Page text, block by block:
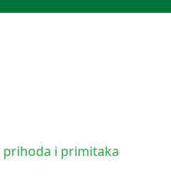
prihoda i primitaka